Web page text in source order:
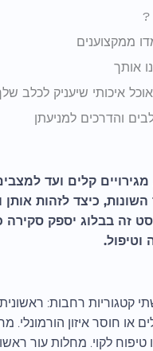
?
ממקצוענים
אותך
איכותי שיעניק לכלב
והדרכים למניעתן
קלים ועד
כיצד לזהות אותן
זה בבלוג יספק סקירה
וטיפול.
קטגוריות רחבות:
או חוסר איזון
טיפוח לקוי. מחלות עור